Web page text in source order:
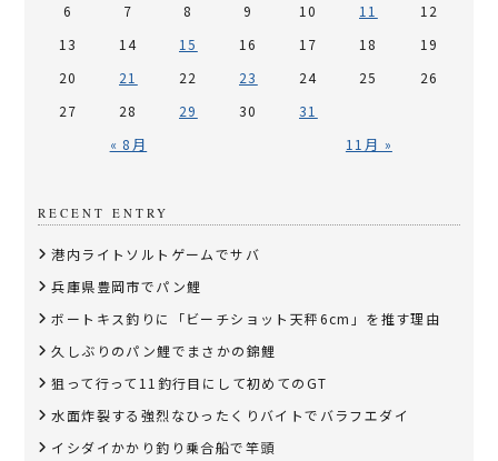
« 8月 11月 »
6
7 8 9 10 11
12
13
14 15 16 17 18
19
20
21 22 23 24 25
26
27
28 29 30 31
RECENT ENTRY
港内ライトソルトゲームでサバ
兵庫県豊岡市でパン鯉
​ボートキス釣りに「ビーチショット天秤6cm」を推す理由
久しぶりのパン鯉でまさかの錦鯉
狙って行って11釣行目にして初めてのGT
水面炸裂する強烈なひったくりバイトでバラフエダイ
イシダイかかり釣り乗合船で竿頭